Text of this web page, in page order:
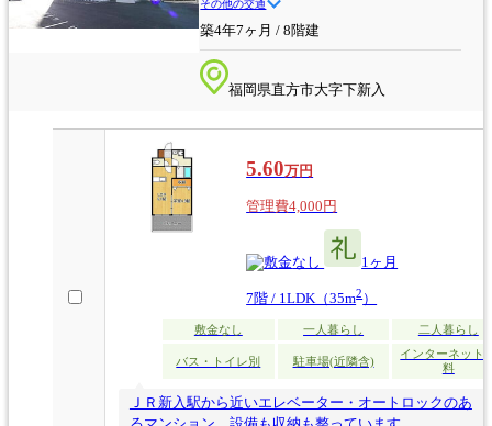
その他の交通
築4年7ヶ月 / 8階建
福岡県直方市大字下新入
5.60万円
管理費4,000円
なし 1ヶ月
7階 / 1LDK（35m2）
敷金なし 一人暮らし 二人暮らし
バス・トイレ別 駐車場(近隣含)
インターネット
料
ＪＲ新入駅から近いエレベーター・オートロックのあ